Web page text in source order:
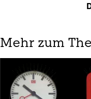
Mehr zum